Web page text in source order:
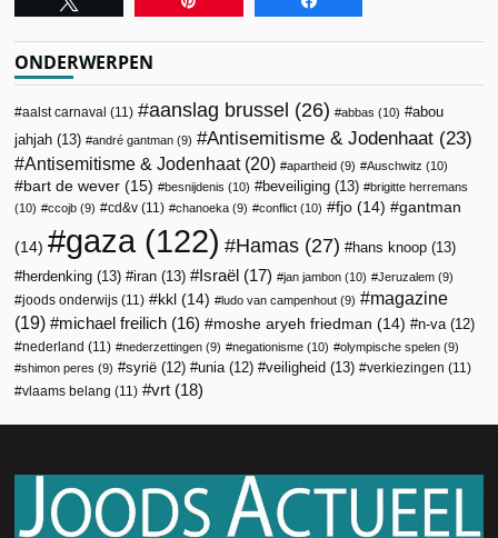
ONDERWERPEN
aalst carnaval (11) aanslag brussel (26) abbas (10)
abou
jahjah (13) andré gantman (9) Antisemitisme & Jodenhaat (23)
Antisemitisme & Jodenhaat(20) apartheid (9) Auschwitz (10)
bart de wever (15) besnijdenis (10) beveiliging (13)
brigitte herremans
(10)
ccojb (9) cd&v (11) chanoeka (9) conflict (10) fjo (14) gantman
(14) gaza (122) Hamas (27) hans knoop (13)
herdenking (13) iran (13) Israël (17) jan jambon (10) Jeruzalem (9)
joods onderwijs (11) kkl (14) ludo van campenhout (9)
magazine
(19)
michael freilich (16) moshe aryeh friedman (14) n-va (12)
nederland (11) nederzettingen (9) negationisme (10) olympische spelen (9)
shimon peres (9) syrië (12) unia (12) veiligheid (13) verkiezingen (11)
vlaams belang (11) vrt (18)